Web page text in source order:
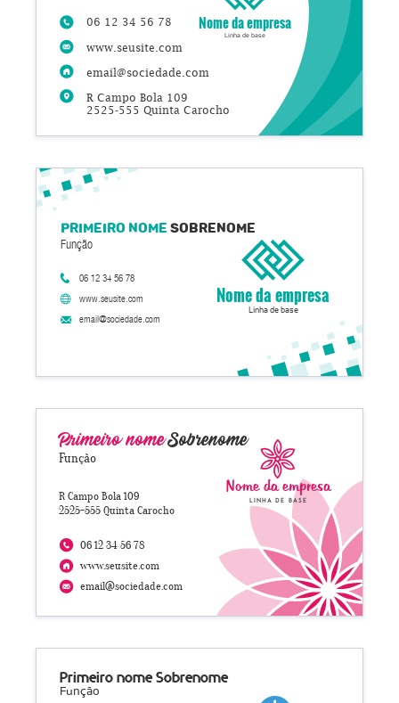
06 12 34 56 78
www.seusite.com
email@sociedade.com
R Campo Bola 109
2525-555 Quinta Carocho
Nome da empresa
Linha de base
www.seusite.com
email@sociedade.com
Função
06 12 34 56 78
Primeiro nome Sobrenome
Nome da empresa
Linha de base
email@sociedade.com
06 12 34 56 78
www.seusite.com
Função
R Campo Bola 109
2525-555 Quinta Carocho
Primeiro nomeSobrenome
Nome da empresa
Linha de base
Função
Primeiro nome Sobrenome